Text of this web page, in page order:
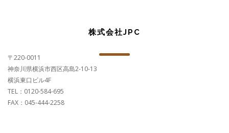
株式会社JPC
〒220-0011
神奈川県横浜市西区高島2-10-13
横浜東口ビル4F
TEL：0120-584-695
FAX：045-444-2258